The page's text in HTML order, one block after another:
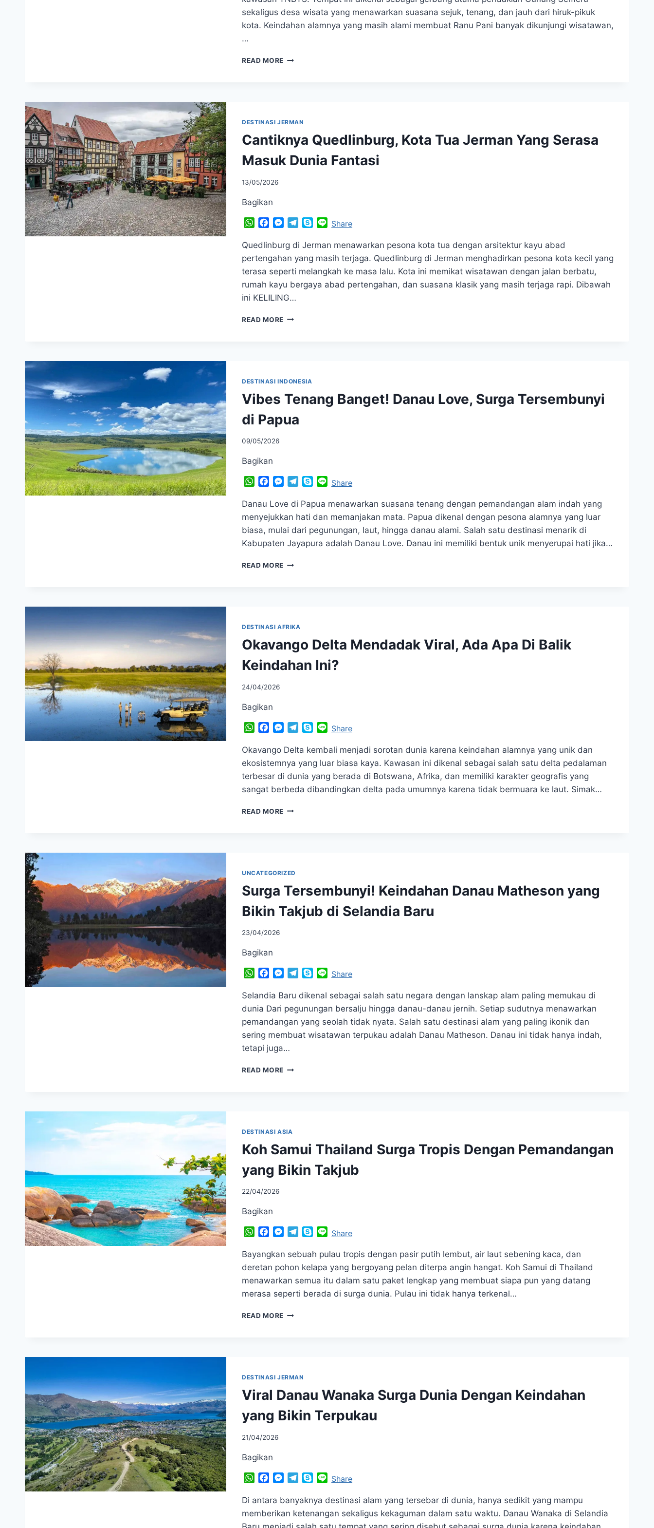
sekaligus desa wisata yang menawarkan suasana sejuk, tenang, dan jauh dari hiruk-pikuk
kota. Keindahan alamnya yang masih alami membuat Ranu Pani banyak dikunjungi wisatawan,
…
READ MORE BIKIN
YANG
VIRAL,
INFO
DESTINASI JERMAN
Cantiknya Quedlinburg, Kota Tua Jerman Yang Serasa
Masuk Dunia Fantasi
13/05/2026
Bagikan
WhatsApp
FacebookMessenger
Telegram
SkypeLine
Share
Quedlinburg di Jerman menawarkan pesona kota tua dengan arsitektur kayu abad
pertengahan yang masih terjaga. Quedlinburg di Jerman menghadirkan pesona kota kecil yang
terasa seperti melangkah ke masa lalu. Kota ini memikat wisatawan dengan jalan berbatu,
rumah kayu bergaya abad pertengahan, dan suasana klasik yang masih terjaga rapi. Dibawah
ini KELILING…
READ MORE CANTIKNYA
SERASA
DUNIA
DESTINASI INDONESIA
Vibes Tenang Banget! Danau Love, Surga Tersembunyi
di Papua
09/05/2026
Bagikan
WhatsApp
FacebookMessenger
Telegram
SkypeLine
Share
Danau Love di Papua menawarkan suasana tenang dengan pemandangan alam indah yang
menyejukkan hati dan memanjakan mata. Papua dikenal dengan pesona alamnya yang luar
biasa, mulai dari pegunungan, laut, hingga danau alami. Salah satu destinasi menarik di
Kabupaten Jayapura adalah Danau Love. Danau ini memiliki bentuk unik menyerupai hati jika…
READ MORE VIBES
TERSEMBUNYI
PAPUA
DESTINASI AFRIKA
Okavango Delta Mendadak Viral, Ada Apa Di Balik
Keindahan Ini?
24/04/2026
Bagikan
WhatsApp
FacebookMessenger
Telegram
SkypeLine
Share
Okavango Delta kembali menjadi sorotan dunia karena keindahan alamnya yang unik dan
ekosistemnya yang luar biasa kaya. Kawasan ini dikenal sebagai salah satu delta pedalaman
terbesar di dunia yang berada di Botswana, Afrika, dan memiliki karakter geografis yang
sangat berbeda dibandingkan delta pada umumnya karena tidak bermuara ke laut. Simak…
READ MORE OKAVANGO
DI
KEINDAHAN
UNCATEGORIZED
Surga Tersembunyi! Keindahan Danau Matheson yang
Bikin Takjub di Selandia Baru
23/04/2026
Bagikan
WhatsApp
FacebookMessenger
Telegram
SkypeLine
Share
Selandia Baru dikenal sebagai salah satu negara dengan lanskap alam paling memukau di
dunia Dari pegunungan bersalju hingga danau-danau jernih. Setiap sudutnya menawarkan
pemandangan yang seolah tidak nyata. Salah satu destinasi alam yang paling ikonik dan
sering membuat wisatawan terpukau adalah Danau Matheson. Danau ini tidak hanya indah,
tetapi juga…
READ MORE SURGA
BIKIN
DI
BARU
DESTINASI ASIA
Koh Samui Thailand Surga Tropis Dengan Pemandangan
yang Bikin Takjub
22/04/2026
Bagikan
WhatsApp
FacebookMessenger
Telegram
SkypeLine
Share
Bayangkan sebuah pulau tropis dengan pasir putih lembut, air laut sebening kaca, dan
deretan pohon kelapa yang bergoyang pelan diterpa angin hangat. Koh Samui di Thailand
menawarkan semua itu dalam satu paket lengkap yang membuat siapa pun yang datang
merasa seperti berada di surga dunia. Pulau ini tidak hanya terkenal…
READ MORE KOH
PEMANDANGAN
BIKIN
DESTINASI JERMAN
Viral Danau Wanaka Surga Dunia Dengan Keindahan
yang Bikin Terpukau
21/04/2026
Bagikan
WhatsApp
FacebookMessenger
Telegram
SkypeLine
Share
Di antara banyaknya destinasi alam yang tersebar di dunia, hanya sedikit yang mampu
memberikan ketenangan sekaligus kekaguman dalam satu waktu. Danau Wanaka di Selandia